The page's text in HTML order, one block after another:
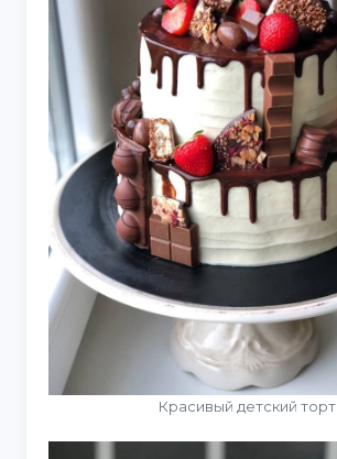
Красивый детский торт